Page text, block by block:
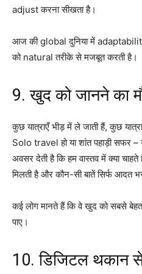
adjust करना सीखता है।
आज की global दुनिया में
को natural तरीके से मजबूत करती है।
9. खुद को जानने का
कुछ यात्राएँ भीड़ में ले जाती हैं, कुछ
Solo travel हो या शांत पहाड़ी सफर –
अवसर देती है कि हम वास्तव में क्या
मिलती है और कौन-सी बातें सिर्फ आदत
कई लोग मानते हैं कि वे खुद को सबसे
पाए।
10. डिजिटल थकान से